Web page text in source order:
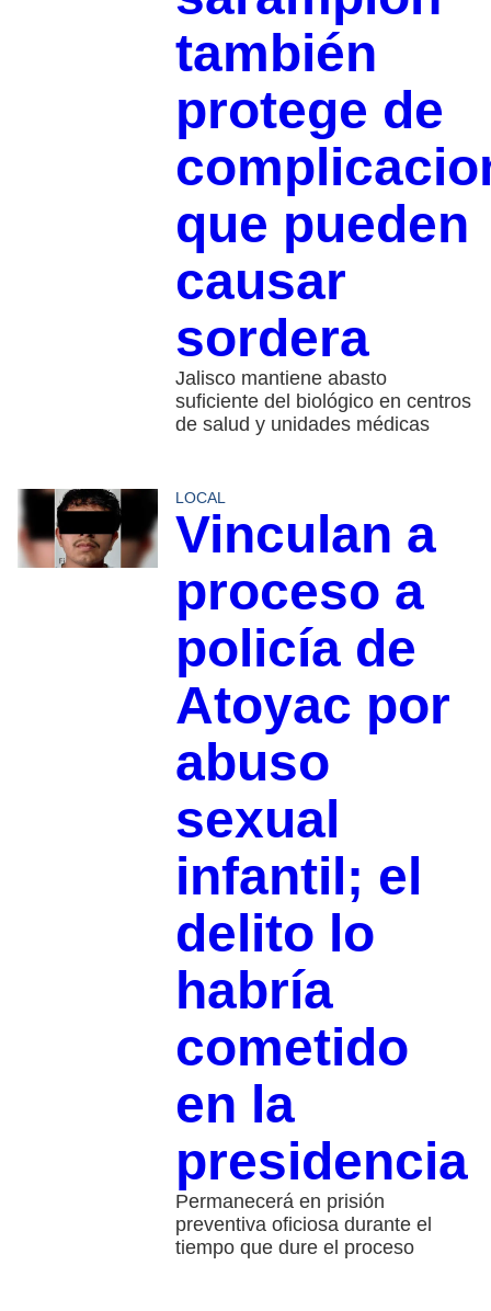
también
protege de
que pueden
causar
sordera
Jalisco mantiene abasto
suficiente del biológico en centros
de salud y unidades médicas
LOCAL
Vinculan a
proceso a
policía de
Atoyac por
abuso
sexual
infantil; el
delito lo
habría
cometido
en la
presidencia
Permanecerá en prisión
preventiva oficiosa durante el
tiempo que dure el proceso